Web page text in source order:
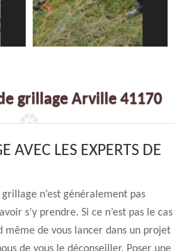
grillage Arville 41170
AVEC LES EXPERTS DE
n’est généralement pas
s’y prendre. Si ce n’est pas le cas
même de vous lancer dans un projet